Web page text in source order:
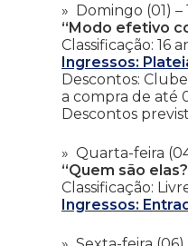
Domingo (01) –
“Modo efetivo
Classificação: 16
Ingressos:
Descontos:
a compra de até
Descontos
Quarta-feira
“Quem são
Classificação:
Ingressos: